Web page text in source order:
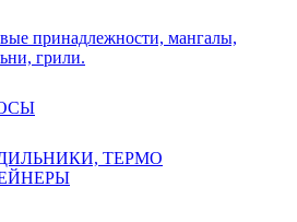
принадлежности, мангалы,
грили.
ТЕРМО